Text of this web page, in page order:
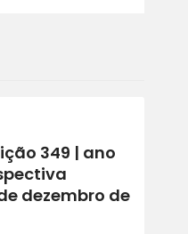
349 | ano
dezembro de